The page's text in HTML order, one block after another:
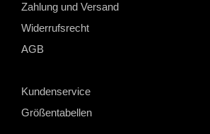
Zahlung und Versand
Widerrufsrecht
AGB
Kundenservice
Größentabellen